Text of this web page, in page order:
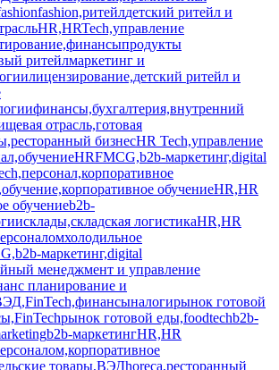
fashion,ритейлдетский ритейл и
HR,HRTech,управление
продукты
ритейлмаркетинг и
лицензирование,детский ритейл и
финансы,бухгалтерия,внутренний
отрасль,готовая
бизнесHR Tech,управление
HRFMCG,b2b-маркетинг,digital
обучениеHR,HR
обучениеb2b-
склады,складская логистикаHR,HR
холодильное
маркетинг,digital
менеджмент и управление
планирование и
налогирынок готовой
рынок готовой еды,foodtechb2b-
b2b-маркетингHR,HR
товары,ВЭДhoreca,ресторанный